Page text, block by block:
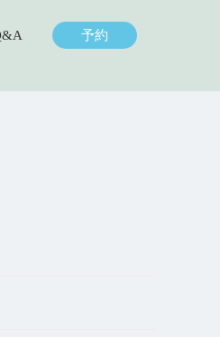
予約